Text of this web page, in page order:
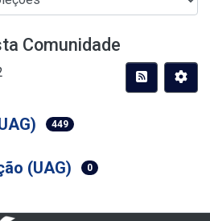
Comunidade
449
(UAG) 0